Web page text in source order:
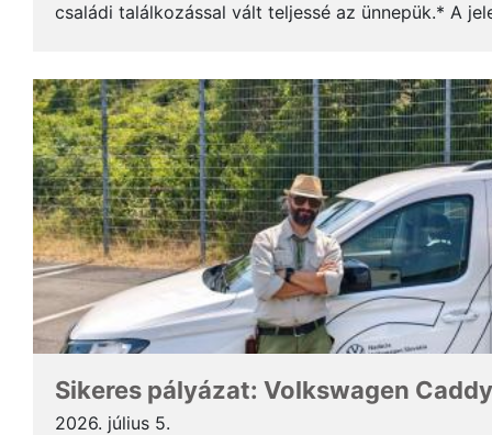
családi találkozással vált teljessé az ünnepük.* A
Sikeres pályázat: Volkswagen
2026. július 5.